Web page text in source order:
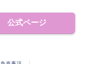
公式ページ